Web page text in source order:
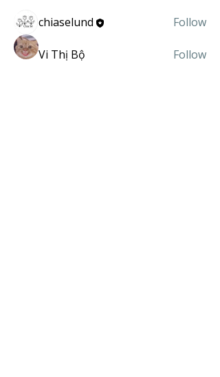
chiaselund Follow
Vi Thị Bộ Follow